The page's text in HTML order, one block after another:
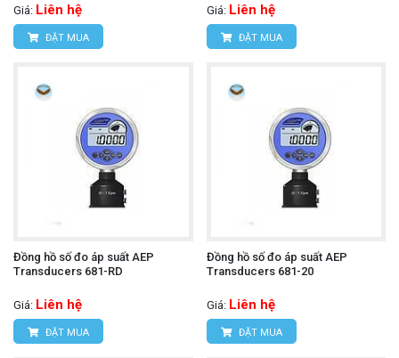
Giá: Liên hệ
ĐẶT MUA
Giá: Liên hệ
ĐẶT MUA
Đồng hồ số đo áp suất AEP
Transducers 681-RD
Giá: Liên hệ
ĐẶT MUA
Đồng hồ số đo áp suất AEP
Transducers 681-20
Giá: Liên hệ
ĐẶT MUA